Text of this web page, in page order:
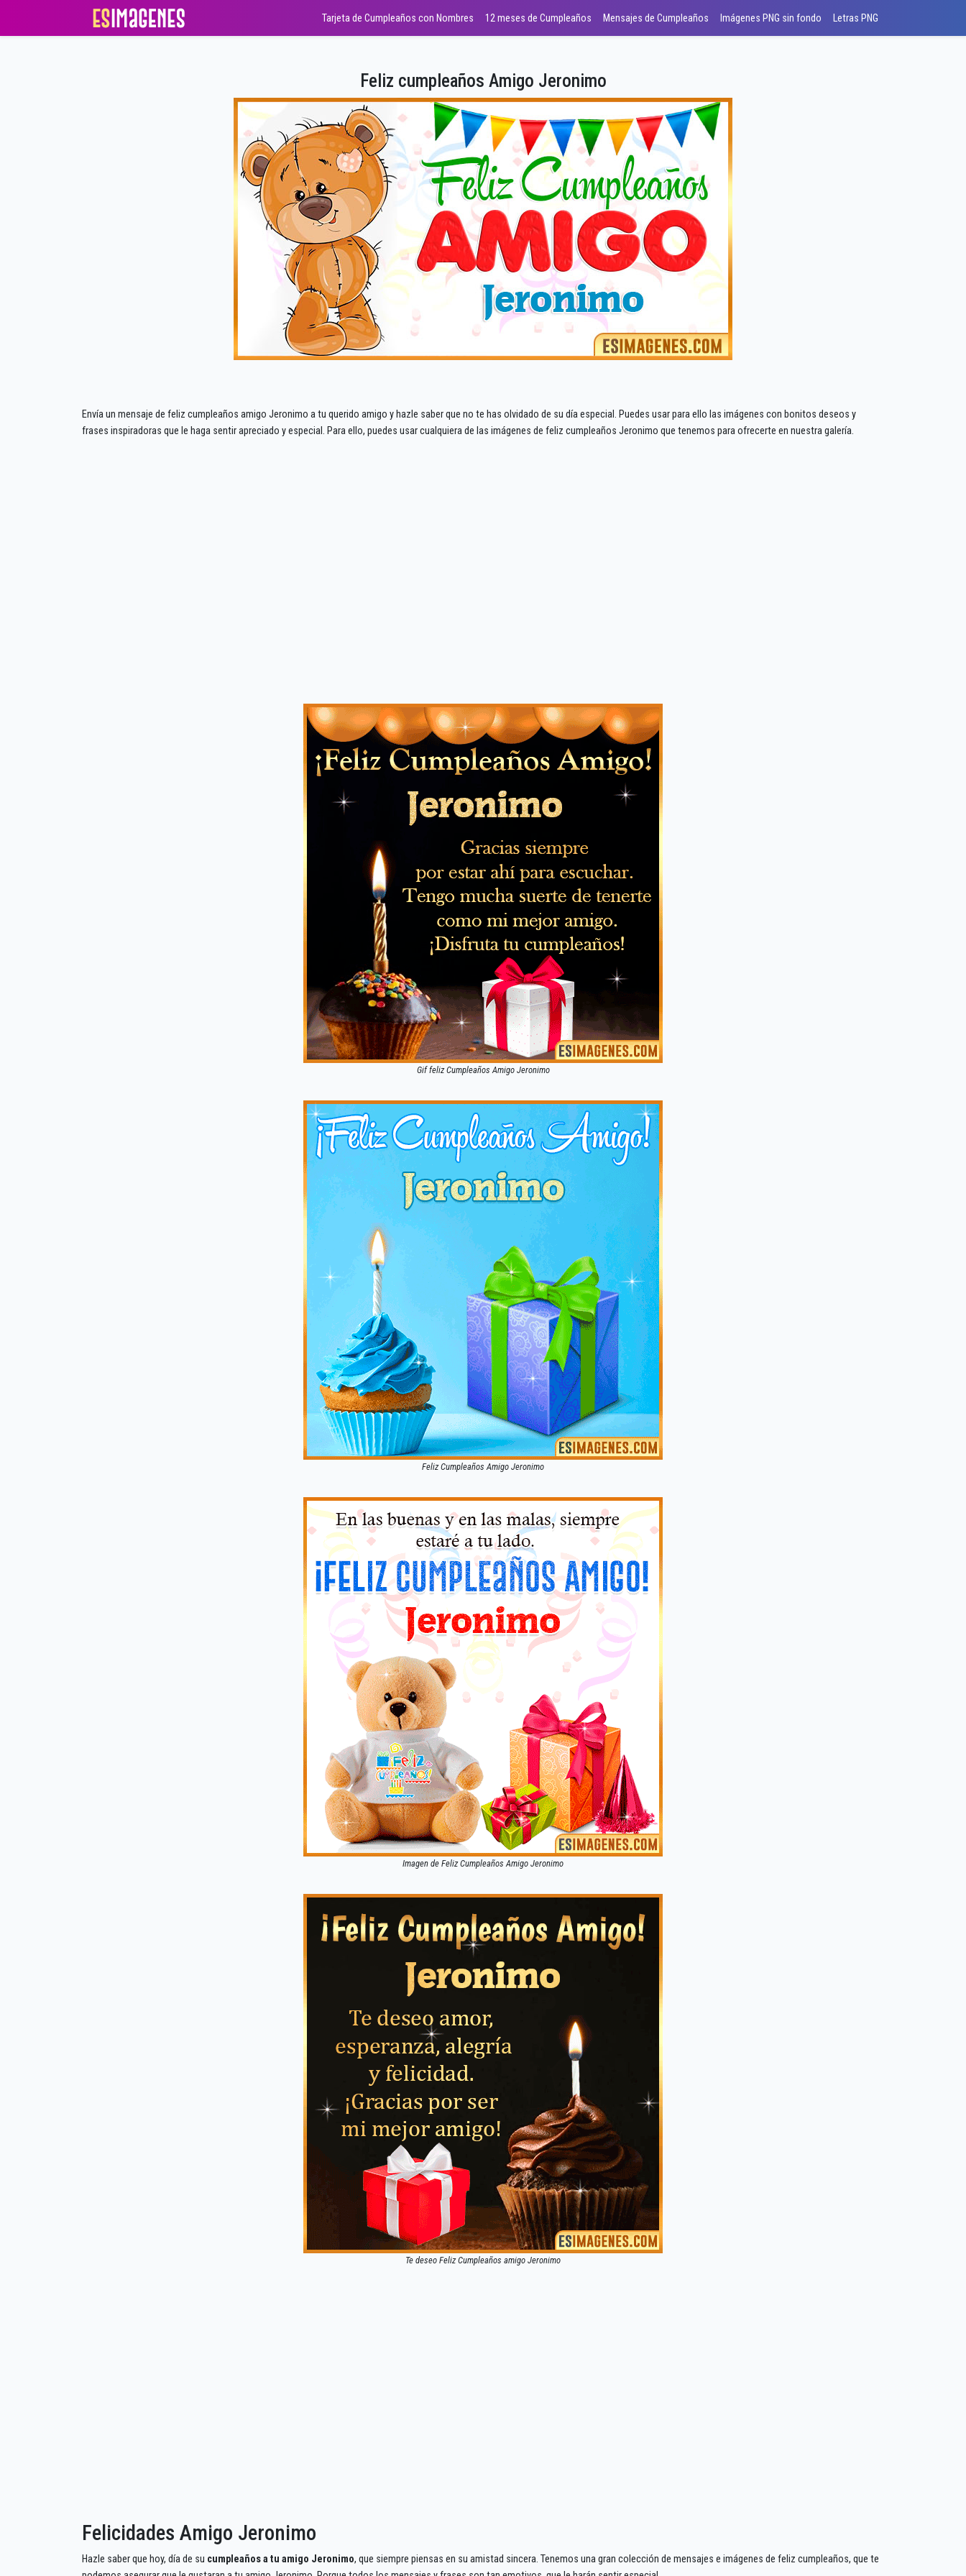
Tarjeta de Cumpleaños con Nombres 12 meses de Cumpleaños Mensajes de Cumpleaños Imágenes PNG sin fondo Letras PNG
Feliz cumpleaños Amigo Jeronimo
Envía un mensaje de feliz cumpleaños amigo Jeronimo a tu querido amigo y hazle saber que no te has olvidado de su día especial. Puedes usar para ello las imágenes con bonitos deseos y
frases inspiradoras que le haga sentir apreciado y especial. Para ello, puedes usar cualquiera de las imágenes de feliz cumpleaños Jeronimo que tenemos para ofrecerte en nuestra galería.
Gif feliz Cumpleaños Amigo Jeronimo
Feliz Cumpleaños Amigo Jeronimo
Imagen de Feliz Cumpleaños Amigo Jeronimo
Te deseo Feliz Cumpleaños amigo Jeronimo
Felicidades Amigo Jeronimo
Hazle saber que hoy, día de su cumpleaños a tu amigo Jeronimo, que siempre piensas en su amistad sincera. Tenemos una gran colección de mensajes e imágenes de feliz cumpleaños, que te